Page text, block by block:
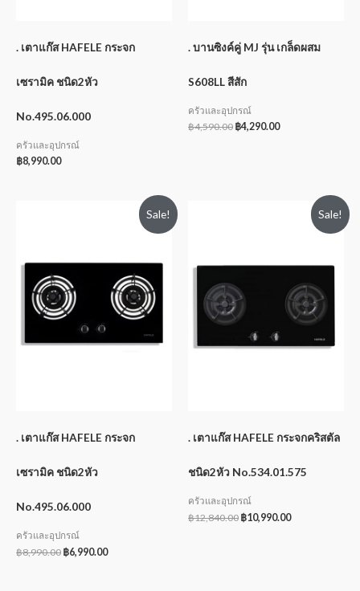
. เตาแก๊ส HAFELE กระจก
เซรามิค ชนิด2หัว
No.495.06.000
ครัวและอุปกรณ์
฿8,990.00
. บานซิงค์คู่ MJ รุ่น เกล็ดผสม
S608LL สีสัก
ครัวและอุปกรณ์
฿4,590.00 ฿4,290.00
Sale!
. เตาแก๊ส HAFELE กระจก
เซรามิค ชนิด2หัว
No.495.06.000
ครัวและอุปกรณ์
฿8,990.00 ฿6,990.00
Sale!
. เตาแก๊ส HAFELE กระจกคริสตัล
ชนิด2หัว No.534.01.575
ครัวและอุปกรณ์
฿12,840.00 ฿10,990.00